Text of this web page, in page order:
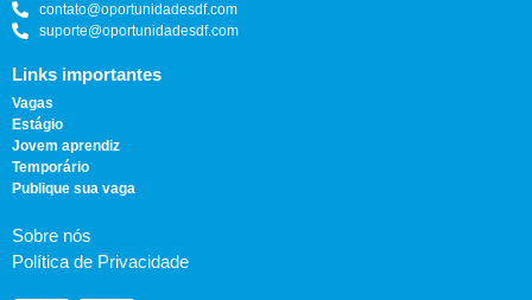
contato@oportunidadesdf.com
suporte@oportunidadesdf.com
Links importantes
Vagas
Estágio
Jovem aprendiz
Temporário
Publique sua vaga
Sobre nós
Política de Privacidade